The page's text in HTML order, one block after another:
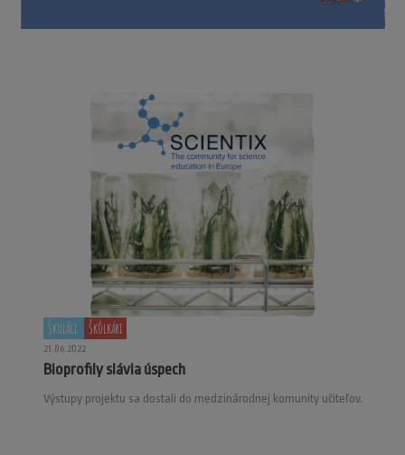
Školáci Škôlkári
21.06.2022
Bioprofily slávia úspech
Výstupy projektu sa dostali do medzinárodnej komunity učiteľov.